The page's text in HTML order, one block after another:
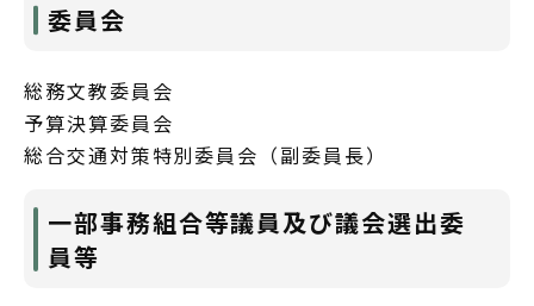
委員会
総務文教委員会
予算決算委員会
総合交通対策特別委員会（副委員長）
一部事務組合等議員及び議会選出委
員等